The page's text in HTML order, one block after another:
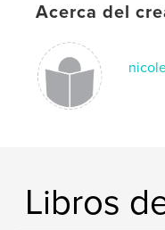
Acerca del
Libros